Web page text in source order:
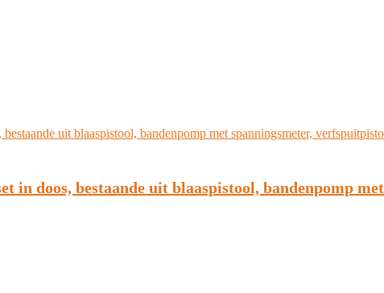
in doos, bestaande uit blaaspistool, bandenpomp